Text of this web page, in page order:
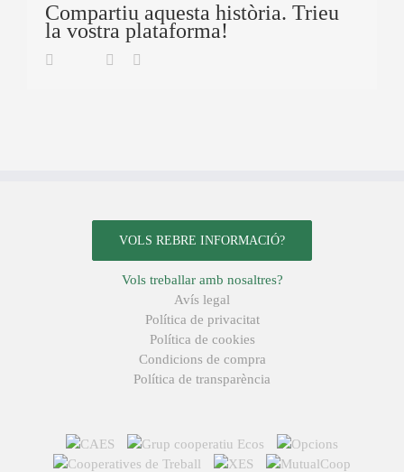
Compartiu aquesta història. Trieu
la vostra plataforma!
Facebook
TwitterLinkedin
VOLS REBRE INFORMACIÓ?
Vols treballar amb nosaltres?
Avís legal
Política de privacitat
Política de cookies
Condicions de compra
Política de transparència